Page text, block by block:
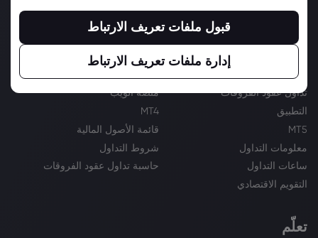
التداول
أدوات التداول
تداول عقود الفروقات
منصة الويب
التطبيق
MT4
MT5
قائمة الأصول المالية
معلومات التداول
شروط التداول
ساعات التداول
حاسبة تداول عقود الفروقات
التقويم الاقتصادي
تعلّم
قبول ملفات تعريف الارتباط
إدارة ملفات تعريف الارتباط